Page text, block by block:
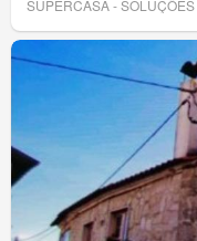
SUPERCASA -